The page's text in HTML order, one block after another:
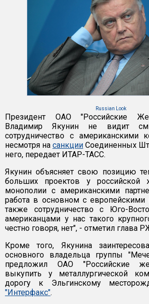
Russian Look
Президент ОАО "Российские
Владимир Якунин не видит
сотрудничество с американскими
несмотря на санкции Соединенных
него, передает ИТАР-ТАСС.
Якунин объясняет свою позицию
больших проектов у российской
монополии с американскими
работа в основном с европейскими
также сотрудничество с Юго-
американцами у нас такого
честно говоря, нет", - отметил глава
Кроме того, Якунина
основного владельца группы
предложил ОАО "Российские
выкупить у металлургической
дорогу к Эльгинскому
"Интерфакс".